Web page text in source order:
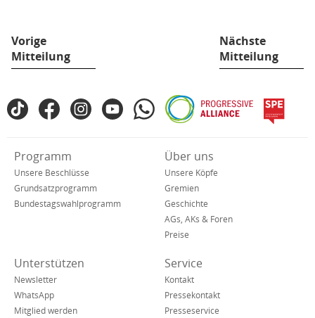
Vorige
Mitteilung
Nächste
Mitteilung
Fußbereich
SPD
sozialen
Netzwerken
TikTokFacebookInstagramYouTubeWhatsAppProgressive
Alliance
Verkürzte
Navigation
Programm
Unsere Beschlüsse
Grundsatzprogramm
Bundestagswahlprogramm
Über uns
Unsere Köpfe
Gremien
Geschichte
AGs, AKs & Foren
Preise
Unterstützen
Newsletter
WhatsApp
Mitglied werden
Service
Kontakt
Pressekontakt
Presseservice